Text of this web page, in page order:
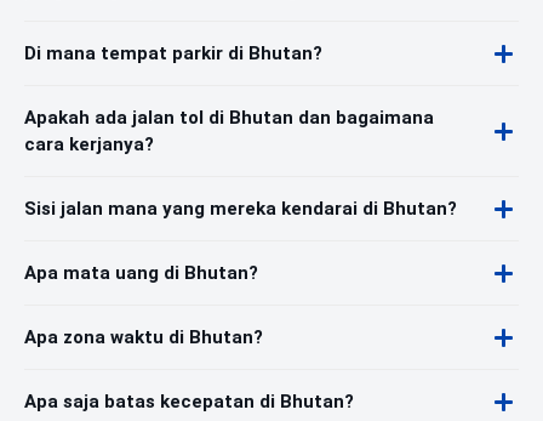
Di mana tempat parkir di Bhutan?
Apakah ada jalan tol di Bhutan dan bagaimana
cara kerjanya?
Sisi jalan mana yang mereka kendarai di Bhutan?
Apa mata uang di Bhutan?
Apa zona waktu di Bhutan?
Apa saja batas kecepatan di Bhutan?